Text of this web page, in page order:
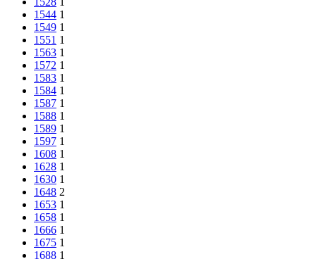
1544 1
1549 1
1551 1
1563 1
1572 1
1583 1
1584 1
1587 1
1588 1
1589 1
1597 1
1608 1
1628 1
1630 1
1648 2
1653 1
1658 1
1666 1
1675 1
1688 1